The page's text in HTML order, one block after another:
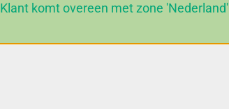
Klant komt overeen met zone 'Nederland'